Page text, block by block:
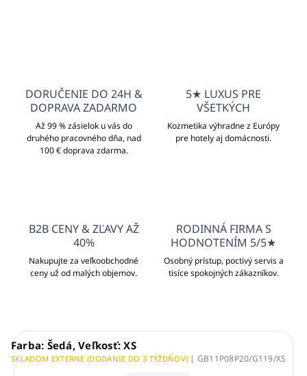
DORUČENIE DO 24H &
DOPRAVA ZADARMO
Až 99 % zásielok u vás do
druhého pracovného dňa, nad
100 € doprava zdarma.
5★ LUXUS PRE
VŠETKÝCH
Kozmetika výhradne z Európy
pre hotely aj domácnosti.
B2B CENY & ZĽAVY AŽ
40%
Nakupujte za veľkoobchodné
ceny už od malých objemov.
RODINNÁ FIRMA S
HODNOTENÍM 5/5★
Osobný prístup, poctivý servis a
tisíce spokojných zákazníkov.
Farba: Šedá, Veľkosť: XS
SKLADOM EXTERNE (DODANIE DO 3 TÝŽDŇOV) | GB11P08P20/G119/XS